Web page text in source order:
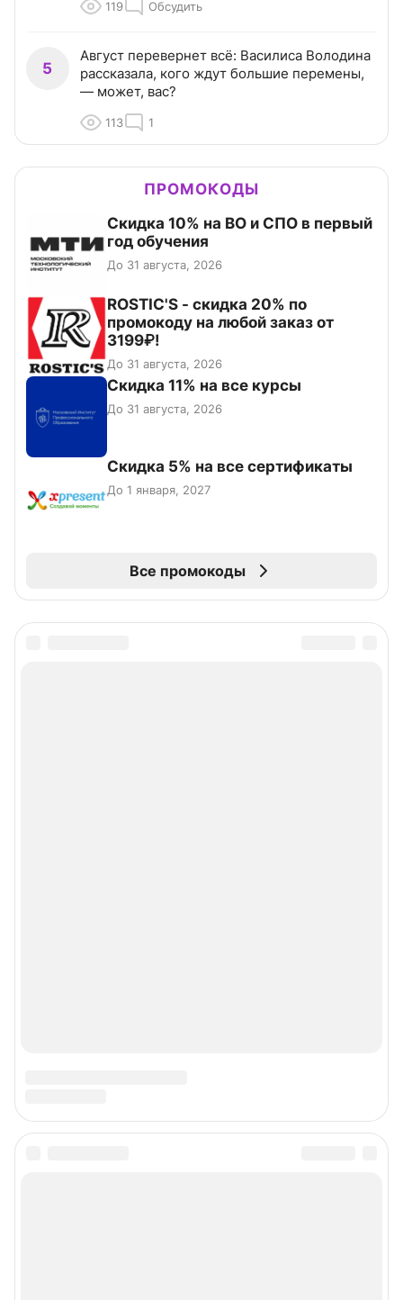
119 Обсудить
5
Август перевернет всё: Василиса Володина
рассказала, кого ждут большие перемены,
— может, вас?
113 1
ПРОМОКОДЫ
Скидка 10% на ВО и СПО в первый
год обучения
До 31 августа, 2026
ROSTIC'S - скидка 20% по
промокоду на любой заказ от
3199₽!
До 31 августа, 2026
Скидка 11% на все курсы
До 31 августа, 2026
Скидка 5% на все сертификаты
До 1 января, 2027
Все промокоды